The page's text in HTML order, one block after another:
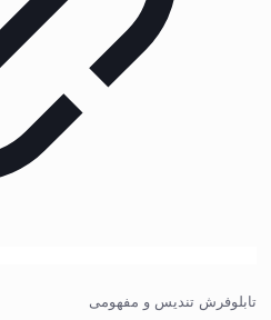
تابلوفرش تندیس و مفهومی